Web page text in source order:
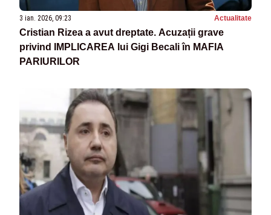
3 ian. 2026, 09:23 Actualitate
Cristian Rizea a avut dreptate. Acuzații grave
privind IMPLICAREA lui Gigi Becali în MAFIA
PARIURILOR